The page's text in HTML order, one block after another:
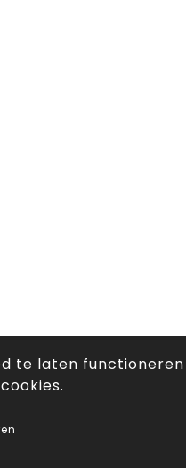
te laten functioneren